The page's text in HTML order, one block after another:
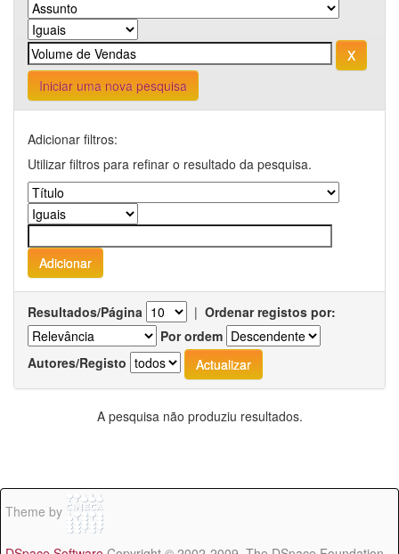
Iniciar uma nova pesquisa
Adicionar filtros:
Utilizar filtros para refinar o resultado da pesquisa.
Resultados/Página | Ordenar registos por:
Por ordem
Autores/Registo
A pesquisa não produziu resultados.
Theme by